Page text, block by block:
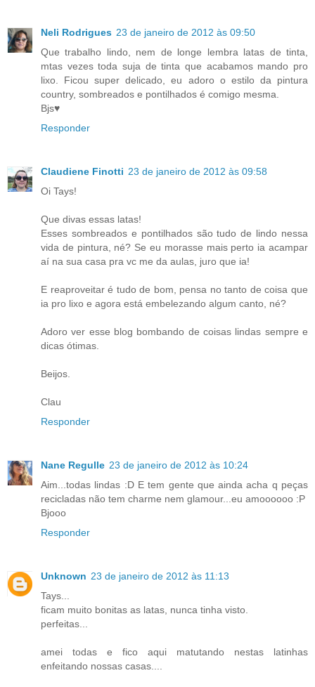
Neli Rodrigues 23 de janeiro de 2012 às 09:50
Que trabalho lindo, nem de longe lembra latas de tinta,
mtas vezes toda suja de tinta que acabamos mando pro
lixo. Ficou super delicado, eu adoro o estilo da pintura
country, sombreados e pontilhados é comigo mesma.
Bjs♥
Responder
Claudiene Finotti 23 de janeiro de 2012 às 09:58
Oi Tays!
Que divas essas latas!
Esses sombreados e pontilhados são tudo de lindo nessa
vida de pintura, né? Se eu morasse mais perto ia acampar
aí na sua casa pra vc me da aulas, juro que ia!
E reaproveitar é tudo de bom, pensa no tanto de coisa que
ia pro lixo e agora está embelezando algum canto, né?
Adoro ver esse blog bombando de coisas lindas sempre e
dicas ótimas.
Beijos.
Clau
Responder
Nane Regulle 23 de janeiro de 2012 às 10:24
Aim...todas lindas :D E tem gente que ainda acha q peças
recicladas não tem charme nem glamour...eu amoooooo :P
Bjooo
Responder
Unknown 23 de janeiro de 2012 às 11:13
Tays...
ficam muito bonitas as latas, nunca tinha visto.
perfeitas...
amei todas e fico aqui matutando nestas latinhas
enfeitando nossas casas....